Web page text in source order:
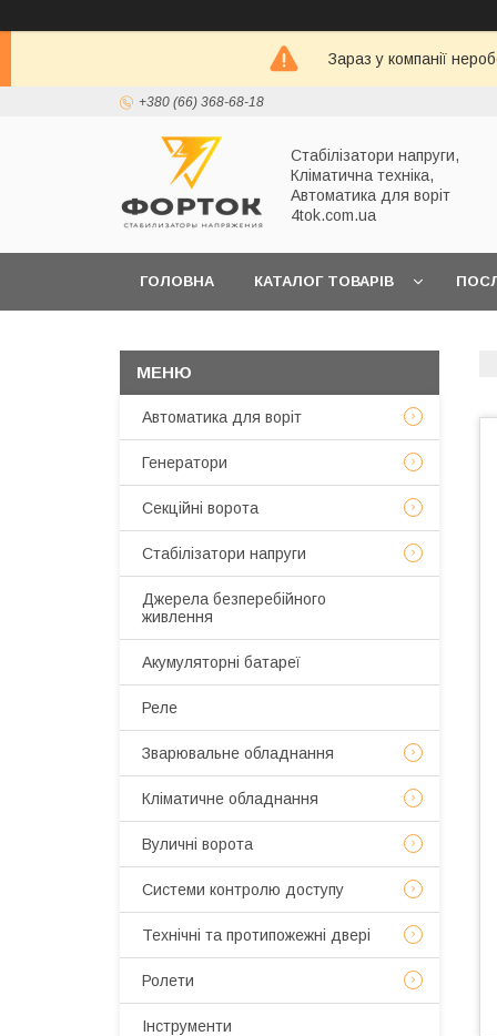
Зараз у компанії
+380 (66) 368-68-18
Стабілізатори напруги,
Кліматична техніка,
Автоматика для воріт
4tok.com.ua
ГОЛОВНА КАТАЛОГ ТОВАРІВ
Автоматика для воріт
Генератори
Секційні ворота
Стабілізатори напруги
Джерела безперебійного
живлення
Акумуляторні батареї
Реле
Зварювальне обладнання
Кліматичне обладнання
Вуличні ворота
Системи контролю доступу
Технічні та протипожежні двері
Ролети
Інструменти